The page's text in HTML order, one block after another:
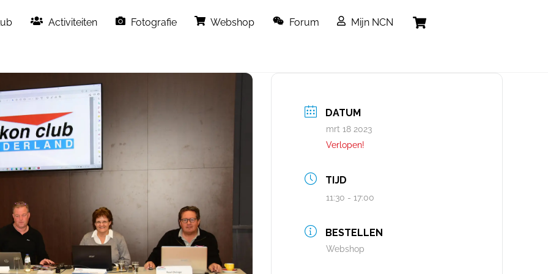
Activiteiten Fotografie Webshop Forum Mijn NCN
DATUM
mrt 18 2023
Verlopen!
TIJD
11:30 - 17:00
BESTELLEN
Webshop
To